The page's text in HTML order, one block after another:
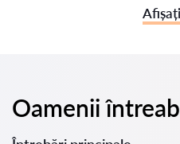
Oamenii